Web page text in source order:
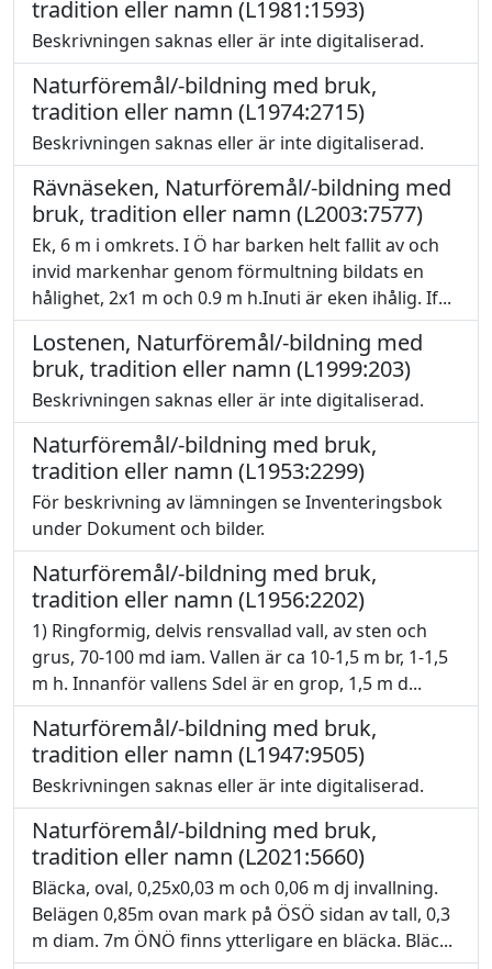
tradition eller namn (L1981:1593)
Beskrivningen saknas eller är inte digitaliserad.
Naturföremål/-bildning med bruk,
tradition eller namn (L1974:2715)
Beskrivningen saknas eller är inte digitaliserad.
Rävnäseken, Naturföremål/-bildning med
bruk, tradition eller namn (L2003:7577)
Ek, 6 m i omkrets. I Ö har barken helt fallit av och
invid markenhar genom förmultning bildats en
hålighet, 2x1 m och 0.9 m h.Inuti är eken ihålig. If...
Lostenen, Naturföremål/-bildning med
bruk, tradition eller namn (L1999:203)
Beskrivningen saknas eller är inte digitaliserad.
Naturföremål/-bildning med bruk,
tradition eller namn (L1953:2299)
För beskrivning av lämningen se Inventeringsbok
under Dokument och bilder.
Naturföremål/-bildning med bruk,
tradition eller namn (L1956:2202)
1) Ringformig, delvis rensvallad vall, av sten och
grus, 70-100 md iam. Vallen är ca 10-1,5 m br, 1-1,5
m h. Innanför vallens Sdel är en grop, 1,5 m d...
Naturföremål/-bildning med bruk,
tradition eller namn (L1947:9505)
Beskrivningen saknas eller är inte digitaliserad.
Naturföremål/-bildning med bruk,
tradition eller namn (L2021:5660)
Bläcka, oval, 0,25x0,03 m och 0,06 m dj invallning.
Belägen 0,85m ovan mark på ÖSÖ sidan av tall, 0,3
m diam. 7m ÖNÖ finns ytterligare en bläcka. Bläc...